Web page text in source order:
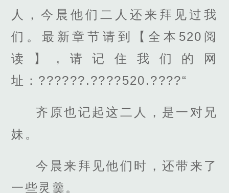
人，今晨他们二人还来拜见过我
们。最新章节请到【全本520阅
读】,请记住我们的网
址：??????.????520.????“
齐原也记起这二人，是一对兄
妹。
今晨来拜见他们时，还带来了
一些灵羹。